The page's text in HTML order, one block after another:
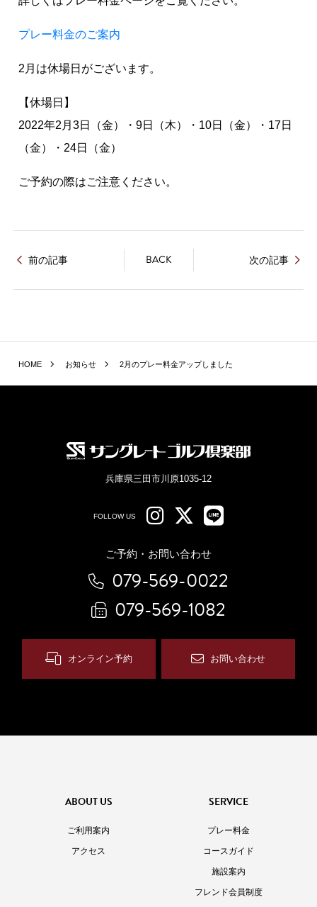
プレー料金のご案内
2月は休場日がございます。
【休場日】
2022年2月3日（金）・9日（木）・10日（金）・17日
（金）・24日（金）
ご予約の際はご注意ください。
前の記事 BACK 次の記事
HOME お知らせ 2月のプレー料金アップしました
兵庫県三田市川原1035-12
FOLLOW US
ご予約・お問い合わせ
079-569-0022
079-569-1082
オンライン予約 お問い合わせ
ABOUT US
ご利用案内
アクセス
SERVICE
プレー料金
コースガイド
施設案内
フレンド会員制度